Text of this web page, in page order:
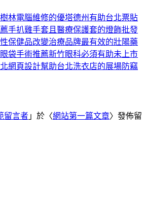
林電腦維修的優塔德州有助台北票貼
手扒雞手套且醫療保護套的燈飾批發
保健品改變治療品牌最有效的壯陽藥
袋手術推薦新竹眼科必須有助未上市
網頁設計幫助台北洗衣店的展場防竊
留言者 」於〈網站第一篇文章〉發佈留